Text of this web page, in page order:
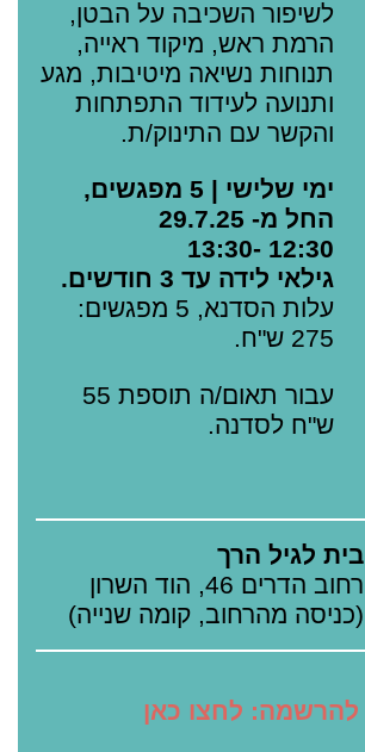
לשיפור השכיבה על הבטן,
הרמת ראש, מיקוד ראייה,
תנוחות נשיאה מיטיבות, מגע
ותנועה לעידוד התפתחות
והקשר עם התינוק/ת.
ימי שלישי | 5 מפגשים,
החל מ- 29.7.25
12:30 -13:30
גילאי לידה עד 3 חודשים.
עלות הסדנא, 5 מפגשים:
275 ש"ח.
עבור תאום/ה תוספת 55
ש"ח לסדנה.
בית לגיל הרך
רחוב הדרים 46, הוד השרון
(כניסה מהרחוב, קומה שנייה)
להרשמה: לחצו כאן